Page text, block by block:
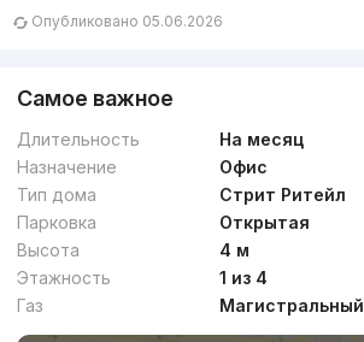
Опубликовано 05.06.2026
Самое важное
Длительность
На месяц
Назначение
Офис
Тип дома
Стрит Ритейл
Парковка
Открытая
Высота
4 м
Этажность
1 из 4
Газ
Магистральный